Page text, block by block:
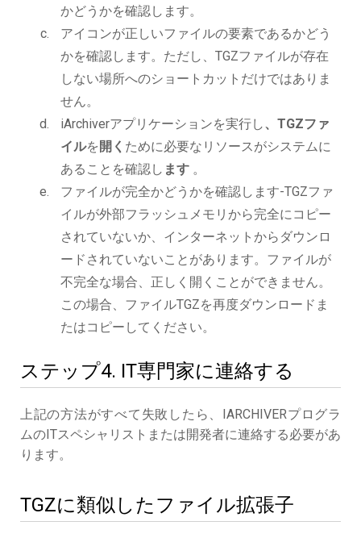
かどうかを確認します。
アイコンが正しいファイルの要素であるかどう
かを確認します。ただし、TGZファイルが存在
しない場所へのショートカットだけではありま
せん。
iArchiverアプリケーションを実行し、TGZファ
イルを 開く ために必要なリソースがシステムに
あることを確認し ます 。
ファイルが完全かどうかを確認します-TGZファ
イルが外部フラッシュメモリから完全にコピー
されていないか、インターネットからダウンロ
ードされていないことがあります。ファイルが
不完全な場合、正しく開くことができません。
この場合、ファイルTGZを再度ダウンロードま
たはコピーしてください。
ステップ4. IT専門家に連絡する
上記の方法がすべて失敗したら、IARCHIVERプログラ
ムのITスペシャリストまたは開発者に連絡する必要があ
ります。
TGZに類似したファイル拡張子